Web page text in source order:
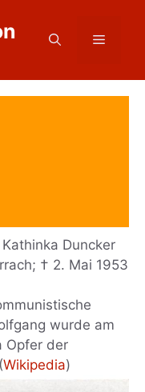
Menü
Duncker
† 2. Mai 1953
wurde am
Opfer der
Wikipedia)